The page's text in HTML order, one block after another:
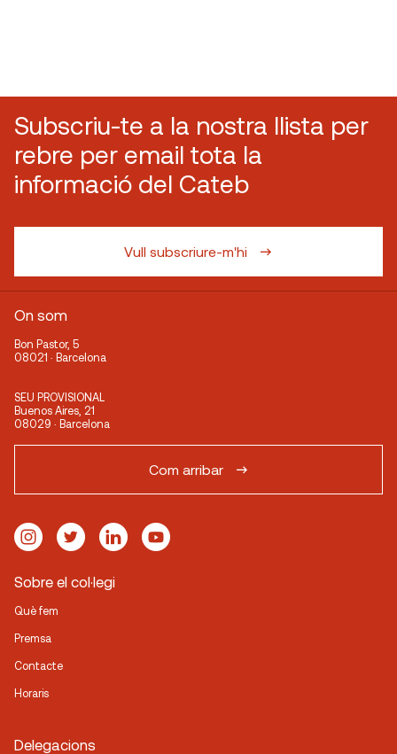
Subscriu-te a la nostra llista per
rebre per email tota la
informació del Cateb
Vull subscriure-m'hi
On som
Bon Pastor, 5
08021 · Barcelona
SEU PROVISIONAL
Buenos Aires, 21
08029 · Barcelona
Com arribar
Sobre el col·legi
Què fem
Premsa
Contacte
Horaris
Delegacions